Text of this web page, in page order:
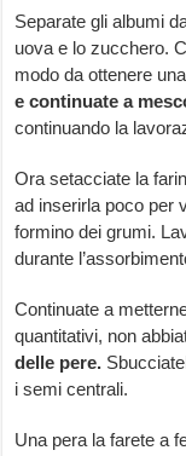
Separate gli albumi
uova e lo zucchero.
modo da ottenere
e continuate a
continuando la
Ora setacciate la
ad inserirla poco per
formino dei grumi.
durante
Continuate a
quantitativi, non
delle pere.
i semi centrali.
Una pera la farete a